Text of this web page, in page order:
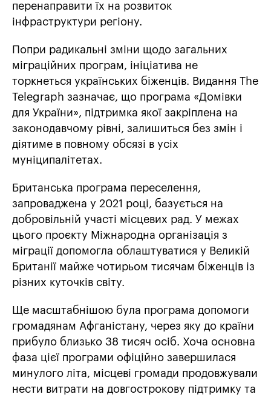
перенаправити їх на розвиток
інфраструктури регіону.
Попри радикальні зміни щодо загальних
міграційних програм, ініціатива не
торкнеться українських біженців. Видання The
Telegraph зазначає, що програма «Домівки
для України», підтримка якої закріплена на
законодавчому рівні, залишиться без змін і
діятиме в повному обсязі в усіх
муніципалітетах.
Британська програма переселення,
запроваджена у 2021 році, базується на
добровільній участі місцевих рад. У межах
цього проєкту Міжнародна організація з
міграції допомогла облаштуватися у Великій
Британії майже чотирьом тисячам біженців із
різних куточків світу.
Ще масштабнішою була програма допомоги
громадянам Афганістану, через яку до країни
прибуло близько 38 тисяч осіб. Хоча основна
фаза цієї програми офіційно завершилася
минулого літа, місцеві громади продовжували
нести витрати на довгострокову підтримку та